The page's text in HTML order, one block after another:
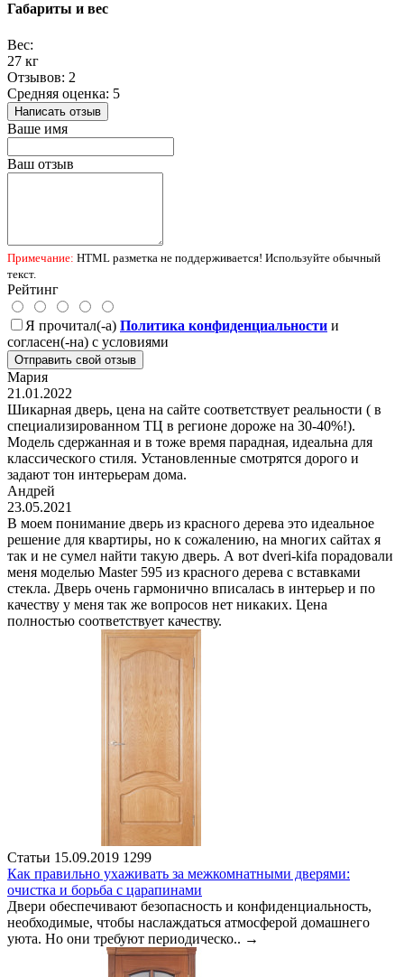
Габариты и вес
Вес:
27 кг
Отзывов: 2
Средняя оценка: 5
Написать отзыв
Ваше имя
Ваш отзыв
Примечание: HTML разметка не поддерживается! Используйте обычный
текст.
Рейтинг
Я прочитал(-а) Политика конфиденциальности и
согласен(-на) с условиями
Отправить свой отзыв
Мария
21.01.2022
Шикарная дверь, цена на сайте соответствует реальности ( в
специализированном ТЦ в регионе дороже на 30-40%!).
Модель сдержанная и в тоже время парадная, идеальна для
классического стиля. Установленные смотрятся дорого и
задают тон интерьерам дома.
Андрей
23.05.2021
В моем понимание дверь из красного дерева это идеальное
решение для квартиры, но к сожалению, на многих сайтах я
так и не сумел найти такую дверь. А вот dveri-kifa порадовали
меня моделью Master 595 из красного дерева с вставками
стекла. Дверь очень гармонично вписалась в интерьер и по
качеству у меня так же вопросов нет никаких. Цена
полностью соответствует качеству.
Статьи 15.09.2019 1299
Как правильно ухаживать за межкомнатными дверями:
очистка и борьба с царапинами
Двери обеспечивают безопасность и конфиденциальность,
необходимые, чтобы наслаждаться атмосферой домашнего
уюта. Но они требуют периодическо.. →